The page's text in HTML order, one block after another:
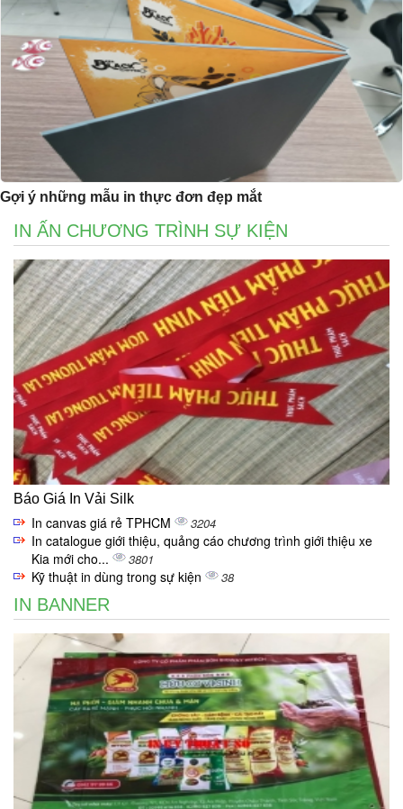
Gợi ý những mẫu in thực đơn đẹp mắt
IN ẤN CHƯƠNG TRÌNH SỰ KIỆN
Báo Giá In Vải Silk
In canvas giá rẻ TPHCM 3204
In catalogue giới thiệu, quảng cáo chương trình giới thiệu xe
Kia mới cho...
3801
Kỹ thuật in dùng trong sự kiện 38
IN BANNER